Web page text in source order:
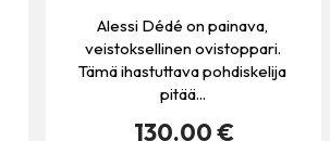
Alessi Dédé on painava,
veistoksellinen ovistoppari.
Tämä ihastuttava pohdiskelija
pitää...
130.00 €